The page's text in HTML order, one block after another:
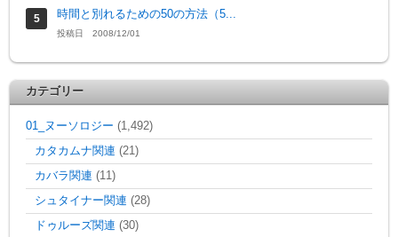
時間と別れるための50の方法（5...
投稿日 2008/12/01
カテゴリー
01_ヌーソロジー (1,492)
カタカムナ関連 (21)
カバラ関連 (11)
シュタイナー関連 (28)
ドゥルーズ関連 (30)